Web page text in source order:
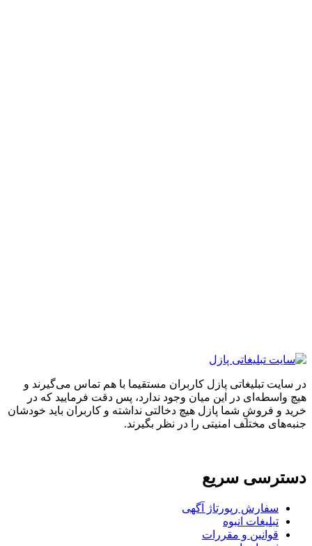
تبلیغاتی پازل کاربران مستقیما با هم تماس می‌گیرند و
در این میان وجود ندارد، پس دقت فرمایید که در
و فروشِ شما پازل هیچ دخالتی نداشته و کاربران باید خودشان
مختلف امنیتی را در نظر بگیرند.
سریع
سفارش رپورتاژ آگهی
تبلیغات انبوه
قوانین و مقررات